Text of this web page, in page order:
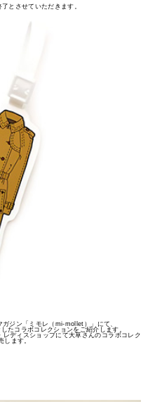
とさせていただきます。
ジン「ミモレ（mi-mollet）」にて、
たコラボコレクションをご紹介します。
ディスショップにて大草さんのコラボコレク
します。